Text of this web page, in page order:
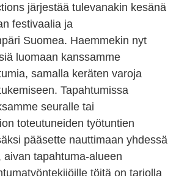
järjestää tulevanakin kesänä
festivaalia ja
Suomea. Haemmekin nyt
luomaan kanssamme
samalla keräten varoja
Tapahtumissa
seuralle tai
toteutuneiden työtuntien
pääsette nauttimaan yhdessä
tapahtuma-alueen
töitä on tarjolla